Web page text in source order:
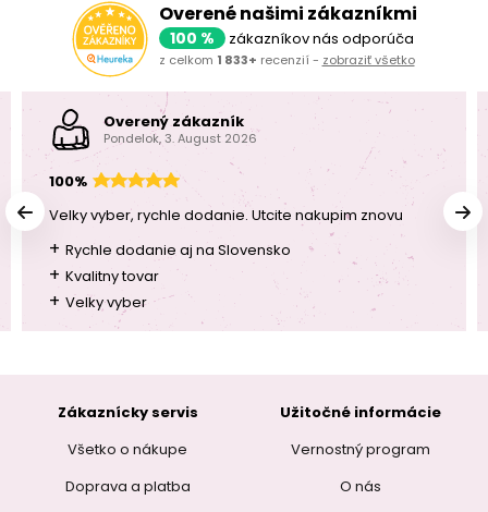
Overené našimi zákazníkmi
100 % zákazníkov nás odporúča
z celkom 1 833+ recenzií - zobraziť všetko
Overený zákazník
Pondelok, 3. August 2026
100%
Velky vyber, rychle dodanie. Utcite nakupim znovu
+ Rychle dodanie aj na Slovensko
+ Kvalitny tovar
+ Velky vyber
Zákaznícky servis
Všetko o nákupe
Doprava a platba
Užitočné informácie
Vernostný program
O nás